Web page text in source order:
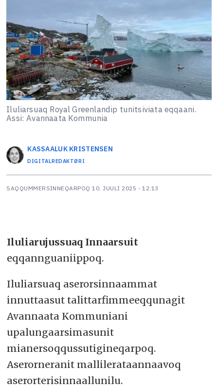
Iluliarsuaq Royal Greenlandip tunitsiviata eqqaani.
Assi: Avannaata Kommunia
KASSAALUK KRISTENSEN
DIGITALREDAKTØRI
SAQQUMMERSINNEQARPOQ 10. JUULI 2025 - 12:13
Iluliarujussuaq Innaarsuit
eqqannguaniippoq.
Iluliarsuaq aserorsinnaammat
innuttaasut talittarfimmeeqqunagit
Avannaata Kommuniani
upalungaarsimasunit
mianersoqqussutigineqarpoq.
Aserorneranit mallilerataannaavoq
aserorterisinnaallunilu.